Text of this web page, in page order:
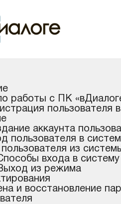
работы c ПК
пользователя в
аккаунта
пользователя в
из
входа в систему
из режима
и восстановление